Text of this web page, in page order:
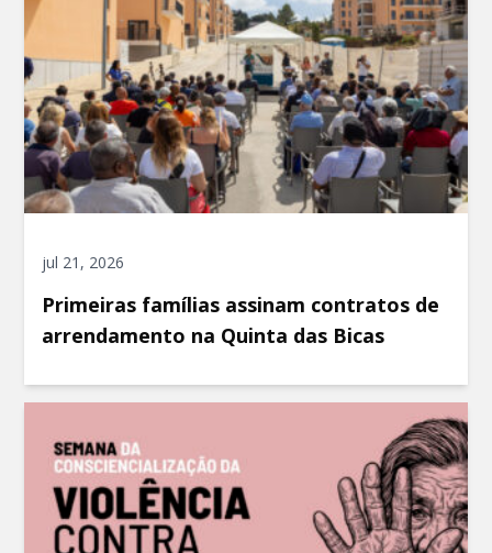
jul 21, 2026
Primeiras famílias assinam contratos de
arrendamento na Quinta das Bicas